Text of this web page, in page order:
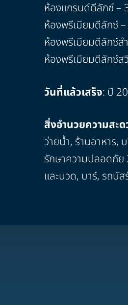
ห้องแกรนด์ดีลักซ์ –
ห้องพรีเมียมดีลักซ์
ห้องพรีเมียมดีลักซ์ส
ห้องพรีเมียมดีลักซ์ส
วันที่แล้วเสร็จ: ปี
สิ่งอำนวยความสะ
ว่ายน้ำ, ร้านอาหาร,
รักษาความปลอดภัย
และนวด, บาร์, รถบั